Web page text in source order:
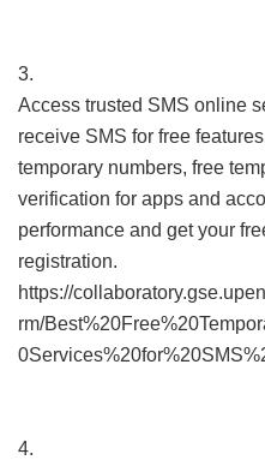
3.
Access trusted SMS online
receive SMS for free
temporary numbers, free
verification for apps and
performance and get your
registration.
https://
rm/
4.